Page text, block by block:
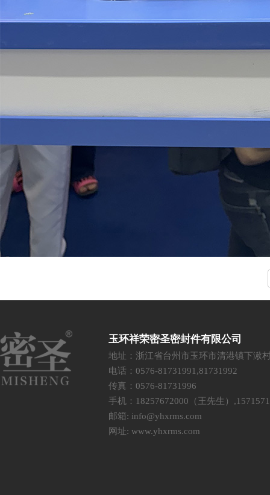
玉环祥荣密圣密封件有限公司
地址：浙江省台州市玉环市清港镇下湫
电话：0576-81731991,81731992
传真：0576-81731996
手机：18257672000（王先生）
邮箱: info@yhxrms.com
网址: www.yhxrms.com